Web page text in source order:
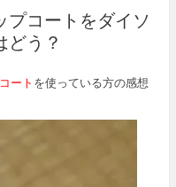
プコートをダイソ
どう？
ート を使っている方の感想